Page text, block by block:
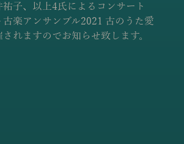
子、以上4氏によるコンサート
古楽アンサンブル2021 古のうた愛
れますのでお知らせ致します。